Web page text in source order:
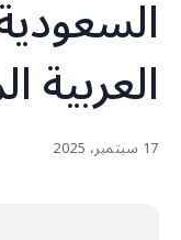
العربية
17 سبتمبر، 2025